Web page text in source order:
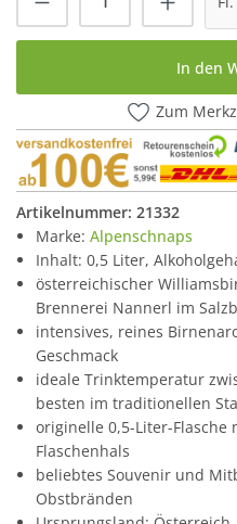
In den
Zum
Artikelnummer: 21332
Marke: Alpenschnaps
Inhalt: 0,5 Liter,
österreichischer
Brennerei Nannerl im
intensives, reines
Geschmack
ideale Trinktemperatur
besten im traditionellen
originelle 0,5-Liter-Flasche
Flaschenhals
beliebtes Souvenir und
Obstbränden